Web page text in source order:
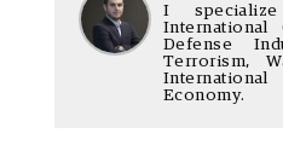
I
International
Defense
Terrorism,
Economy.